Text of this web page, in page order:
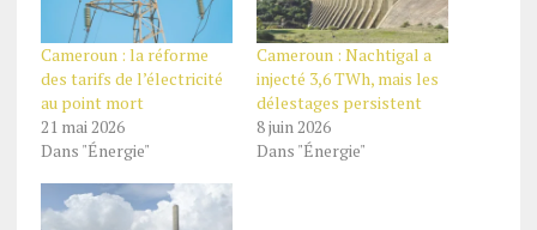
Cameroun : la réforme
des tarifs de l’électricité
au point mort
21 mai 2026
Dans "Énergie"
Cameroun : Nachtigal a
injecté 3,6 TWh, mais les
délestages persistent
8 juin 2026
Dans "Énergie"